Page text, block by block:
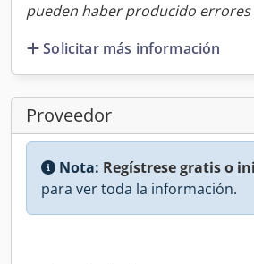
pueden haber producido
Solicitar más información
Proveedor
Nota: Regístrese gratis o
para ver toda la información.